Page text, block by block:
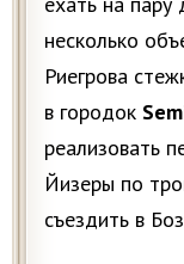
несколько
Риегрова
в городок
реализовать
Йизеры по
съездить в